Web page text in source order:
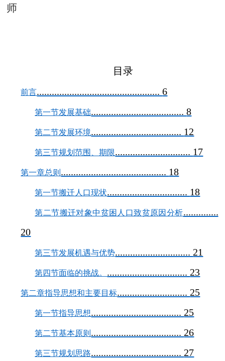
师
目录
前言.................................................6
第一节发展基础.....................................8
第二节发展环境.................................... 12
第三节规划范围、期限.............................. 17
第一章总则 .......................................... 18
第一节搬迁人口现状................................ 18
第二节搬迁对象中贫困人口致贫原因分析..............
20
第三节发展机遇与优势.............................. 21
第四节面临的挑战。 ................................ 23
第二章指导思想和主要目标............................ 25
第一节指导思想.................................... 25
第二节基本原则 .................................... 26
第三节规划思路.................................... 27